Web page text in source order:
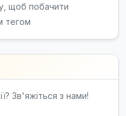
щоб побачити
тегом
Зв'яжіться з нами!